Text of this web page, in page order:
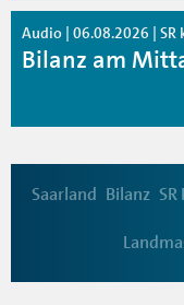
Audio | 06.08.2026 | SR
Bilanz am
Saarland Bilanz